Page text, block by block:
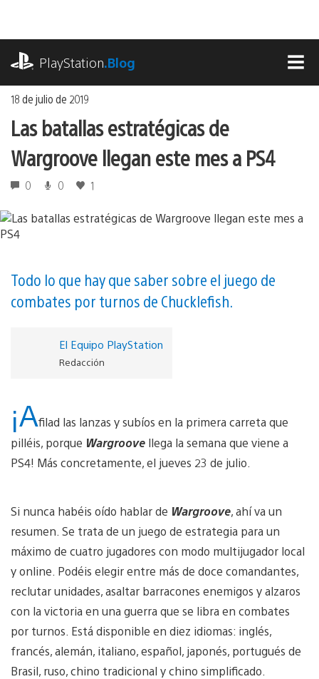
contenido
PlayStation.Blog
18 de julio de 2019
Las batallas estratégicas de
Wargroove llegan este mes a PS4
0 0 1
Todo lo que hay que saber sobre el juego de
combates por turnos de Chucklefish.
El Equipo PlayStation
Redacción
¡Afilad las lanzas y subíos en la primera carreta que
pilléis, porque Wargroove llega la semana que viene a
PS4! Más concretamente, el jueves 23 de julio.
Si nunca habéis oído hablar de Wargroove, ahí va un
resumen. Se trata de un juego de estrategia para un
máximo de cuatro jugadores con modo multijugador local
y online. Podéis elegir entre más de doce comandantes,
reclutar unidades, asaltar barracones enemigos y alzaros
con la victoria en una guerra que se libra en combates
por turnos. Está disponible en diez idiomas: inglés,
francés, alemán, italiano, español, japonés, portugués de
Brasil, ruso, chino tradicional y chino simplificado.